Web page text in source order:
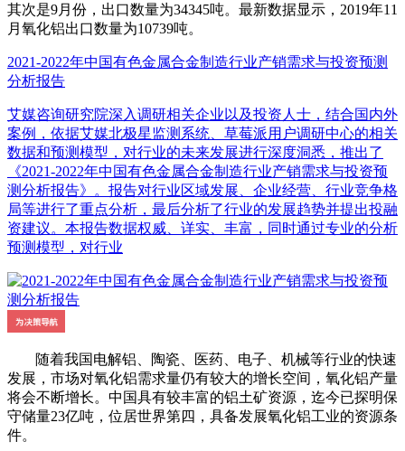
其次是9月份，出口数量为34345吨。最新数据显示，2019年11
月氧化铝出口数量为10739吨。
2021-2022年中国有色金属合金制造行业产销需求与投资预测
分析报告
艾媒咨询研究院深入调研相关企业以及投资人士，结合国内外
案例，依据艾媒北极星监测系统、草莓派用户调研中心的相关
数据和预测模型，对行业的未来发展进行深度洞悉，推出了
《2021-2022年中国有色金属合金制造行业产销需求与投资预
测分析报告》。报告对行业区域发展、企业经营、行业竞争格
局等进行了重点分析，最后分析了行业的发展趋势并提出投融
资建议。本报告数据权威、详实、丰富，同时通过专业的分析
预测模型，对行业
随着我国电解铝、陶瓷、医药、电子、机械等行业的快速
发展，市场对氧化铝需求量仍有较大的增长空间，氧化铝产量
将会不断增长。中国具有较丰富的铝土矿资源，迄今已探明保
守储量23亿吨，位居世界第四，具备发展氧化铝工业的资源条
件。